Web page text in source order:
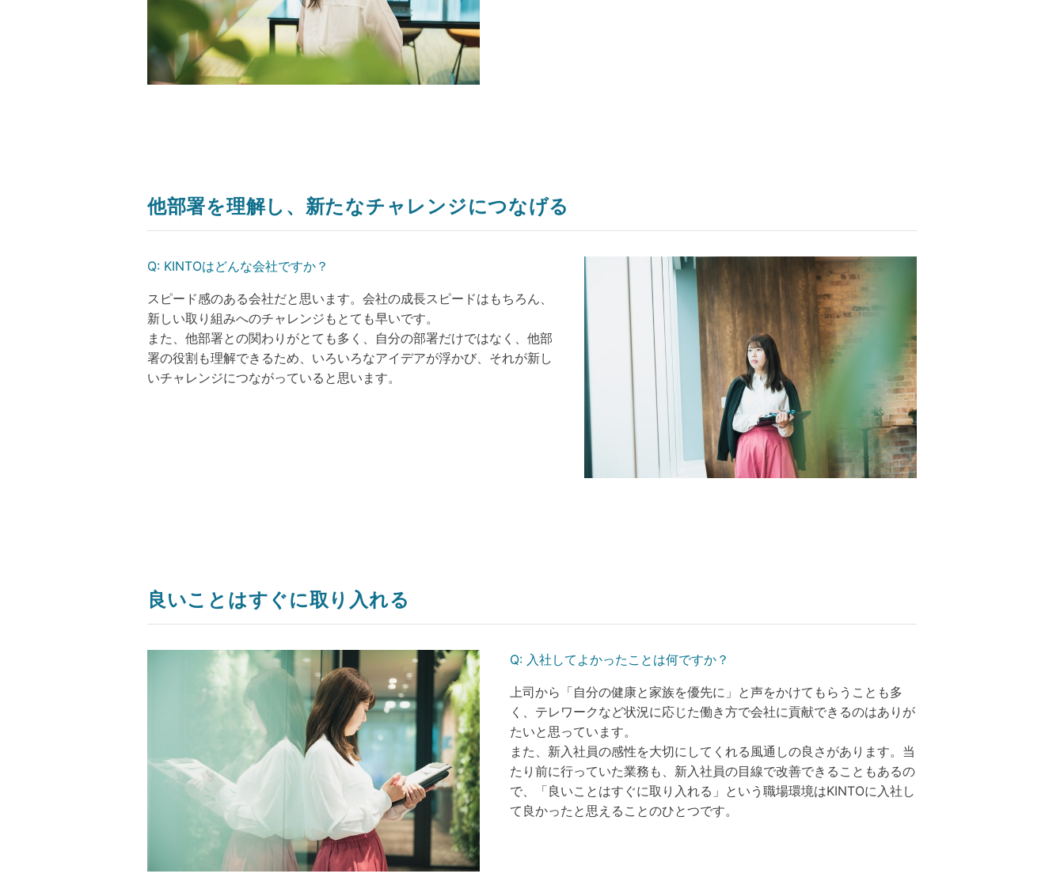
他部署を理解し、新たなチャレンジにつなげる
Q: KINTOはどんな会社ですか？
スピード感のある会社だと思います。会社の成長スピードはもちろん、
新しい取り組みへのチャレンジもとても早いです。
また、他部署との関わりがとても多く、自分の部署だけではなく、他部
署の役割も理解できるため、いろいろなアイデアが浮かび、それが新し
いチャレンジにつながっていると思います。
良いことはすぐに取り入れる
Q: 入社してよかったことは何ですか？
上司から「自分の健康と家族を優先に」と声をかけてもらうことも多
く、テレワークなど状況に応じた働き方で会社に貢献できるのはありが
たいと思っています。
また、新入社員の感性を大切にしてくれる風通しの良さがあります。当
たり前に行っていた業務も、新入社員の目線で改善できることもあるの
で、「良いことはすぐに取り入れる」という職場環境はKINTOに入社し
て良かったと思えることのひとつです。